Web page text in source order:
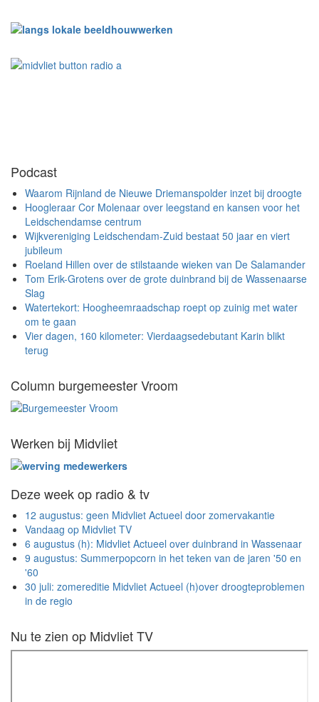
Podcast
Waarom Rijnland de Nieuwe Driemanspolder inzet bij droogte
Hoogleraar Cor Molenaar over leegstand en kansen voor het
Leidschendamse centrum
Wijkvereniging Leidschendam-Zuid bestaat 50 jaar en viert
jubileum
Roeland Hillen over de stilstaande wieken van De Salamander
Tom Erik-Grotens over de grote duinbrand bij de Wassenaarse
Slag
Watertekort: Hoogheemraadschap roept op zuinig met water
om te gaan
Vier dagen, 160 kilometer: Vierdaagsedebutant Karin blikt
terug
Column burgemeester Vroom
Werken bij Midvliet
Deze week op radio & tv
12 augustus: geen Midvliet Actueel door zomervakantie
Vandaag op Midvliet TV
6 augustus (h): Midvliet Actueel over duinbrand in Wassenaar
9 augustus: Summerpopcorn in het teken van de jaren '50 en
'60
30 juli: zomereditie Midvliet Actueel (h)over droogteproblemen
in de regio
Nu te zien op Midvliet TV